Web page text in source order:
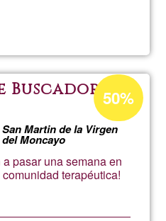
by
ecotros
en
San Martin de la Virgen
del Moncayo
a pasar una semana en
comunidad terapéutica!
Percentuale
di
accettazione
G1
50%